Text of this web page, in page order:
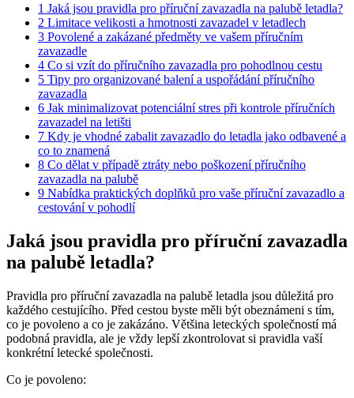
1 Jaká jsou pravidla pro příruční zavazadla na palubě letadla?
2 Limitace velikosti a hmotnosti zavazadel v letadlech
3 Povolené a zakázané předměty ve vašem příručním
zavazadle
4 Co si vzít do příručního zavazadla pro pohodlnou cestu
5 Tipy pro organizované balení a uspořádání příručního
zavazadla
6 Jak minimalizovat potenciální stres při kontrole příručních
zavazadel na letišti
7 Kdy je vhodné zabalit zavazadlo do letadla jako odbavené a
co to znamená
8 Co dělat v případě ztráty nebo poškození příručního
zavazadla na palubě
9 Nabídka praktických doplňků pro vaše příruční zavazadlo a
cestování v pohodlí
Jaká jsou pravidla pro příruční zavazadla
na palubě letadla?
Pravidla pro příruční zavazadla na palubě letadla jsou důležitá pro
každého cestujícího. Před cestou byste měli být obeznámeni s tím,
co je povoleno a co je zakázáno. Většina leteckých společností má
podobná pravidla, ale je vždy lepší zkontrolovat si pravidla vaší
konkrétní letecké společnosti.
Co je povoleno: